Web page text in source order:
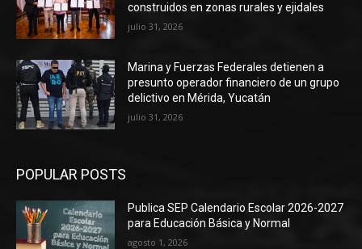
construidos en zonas rurales y ejidales
julio 31, 2026
Marina y Fuerzas Federales detienen a
presunto operador financiero de un grupo
delictivo en Mérida, Yucatán
julio 31, 2026
POPULAR POSTS
Publica SEP Calendario Escolar 2026-2027
para Educación Básica y Normal
agosto 1, 2026